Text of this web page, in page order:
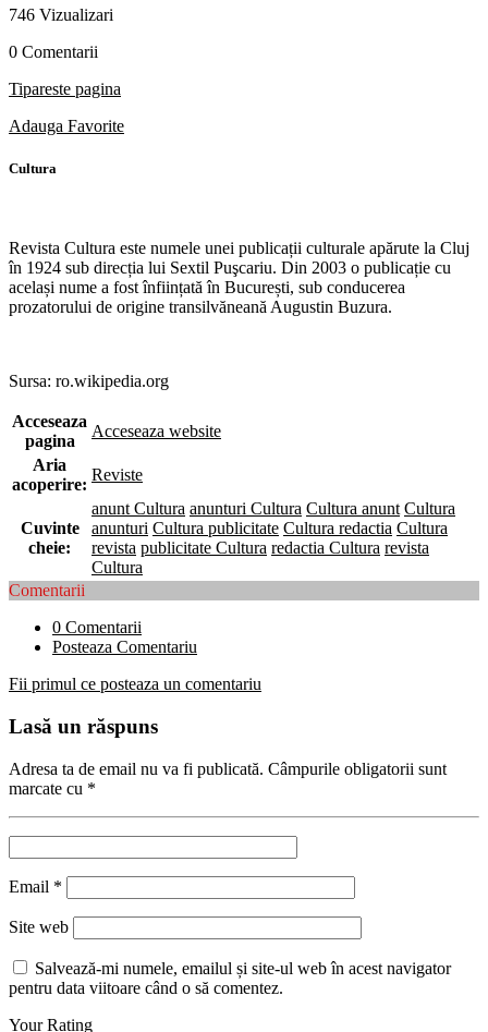
746 Vizualizari
0 Comentarii
Tipareste pagina
Adauga Favorite
Cultura
Revista Cultura este numele unei publicații culturale apărute la Cluj
în 1924 sub direcția lui Sextil Puşcariu. Din 2003 o publicație cu
același nume a fost înființată în București, sub conducerea
prozatorului de origine transilvăneană Augustin Buzura.
Sursa: ro.wikipedia.org
Acceseaza
pagina
Acceseaza website
Aria
acoperire:
Reviste
Cuvinte
cheie:
anunt Cultura anunturi Cultura Cultura anunt Cultura
anunturi Cultura publicitate Cultura redactia Cultura
revista publicitate Cultura redactia Cultura revista
Cultura
Comentarii
0 Comentarii
Posteaza Comentariu
Fii primul ce posteaza un comentariu
Lasă un răspuns
Adresa ta de email nu va fi publicată. Câmpurile obligatorii sunt
marcate cu *
Email *
Site web
Salvează-mi numele, emailul și site-ul web în acest navigator
pentru data viitoare când o să comentez.
Your Rating